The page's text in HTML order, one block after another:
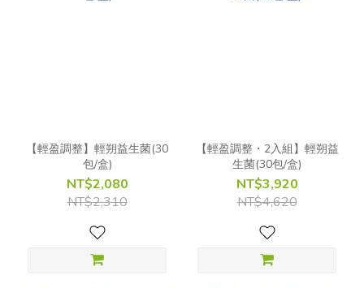
【輕盈調整】輕朔益生菌(30
包/盒)
NT$2,080
NT$2,310
【輕盈調整・2入組】輕朔益
生菌(30包/盒)
NT$3,920
NT$4,620